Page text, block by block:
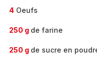
4 Oeufs
250 g de farine
250 g de sucre en